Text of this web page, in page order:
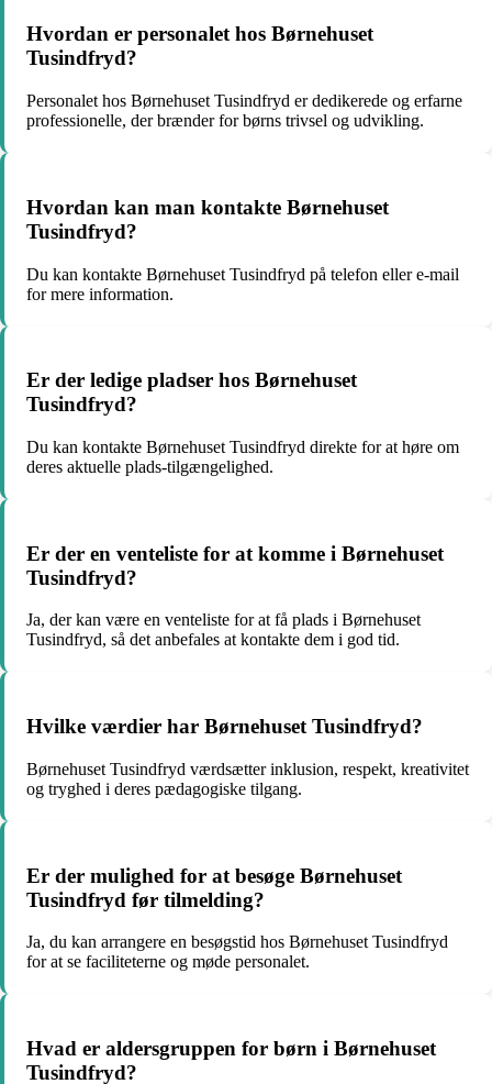
Hvordan er personalet hos Børnehuset
Tusindfryd?
Personalet hos Børnehuset Tusindfryd er dedikerede og erfarne
professionelle, der brænder for børns trivsel og udvikling.
Hvordan kan man kontakte Børnehuset
Tusindfryd?
Du kan kontakte Børnehuset Tusindfryd på telefon eller e-mail
for mere information.
Er der ledige pladser hos Børnehuset
Tusindfryd?
Du kan kontakte Børnehuset Tusindfryd direkte for at høre om
deres aktuelle plads-tilgængelighed.
Er der en venteliste for at komme i Børnehuset
Tusindfryd?
Ja, der kan være en venteliste for at få plads i Børnehuset
Tusindfryd, så det anbefales at kontakte dem i god tid.
Hvilke værdier har Børnehuset Tusindfryd?
Børnehuset Tusindfryd værdsætter inklusion, respekt, kreativitet
og tryghed i deres pædagogiske tilgang.
Er der mulighed for at besøge Børnehuset
Tusindfryd før tilmelding?
Ja, du kan arrangere en besøgstid hos Børnehuset Tusindfryd
for at se faciliteterne og møde personalet.
Hvad er aldersgruppen for børn i Børnehuset
Tusindfryd?